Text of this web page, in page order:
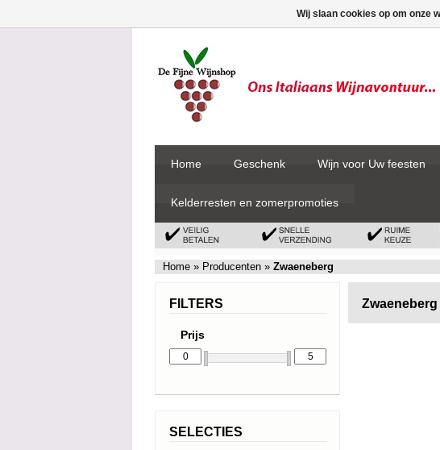
Home Geschenk Wijn voor Uw feesten
Kelderresten en zomerpromoties
Home » Producenten » Zwaeneberg
Zwaeneberg
FILTERS
Prijs
SELECTIES
Wij slaan cookies op om onze